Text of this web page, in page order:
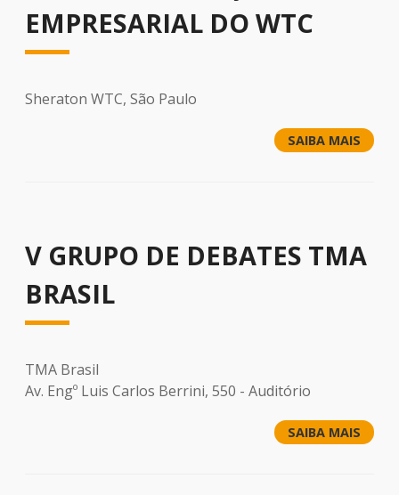
EMPRESARIAL DO WTC
Sheraton WTC, São Paulo
SAIBA MAIS
V GRUPO DE DEBATES TMA
BRASIL
TMA Brasil
Av. Engº Luis Carlos Berrini, 550 - Auditório
SAIBA MAIS